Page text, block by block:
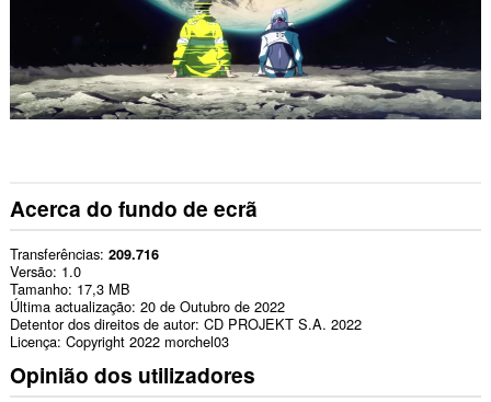
Acerca do fundo de ecrã
Transferências 209.716
Versão 1.0
Tamanho 17,3 MB
Última actualização 20 de Outubro de 2022
Detentor dos direitos de autor CD PROJEKT S.A. 2022
Licença Copyright 2022 morchel03
Opinião dos utilizadores